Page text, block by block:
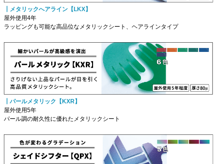
┃メタリックへアライン【LKX】
屋外使用4年
ラッピングも可能な高品位なメタリックシート、ヘアラインタイプ
┃パールメタリック【KXR】
屋外使用5年
パール調の耐久性に優れたメタリックシート